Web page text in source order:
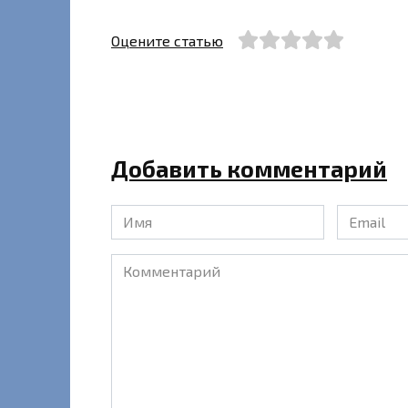
Оцените статью
Добавить комментарий
Имя
*
Email
*
Комментарий